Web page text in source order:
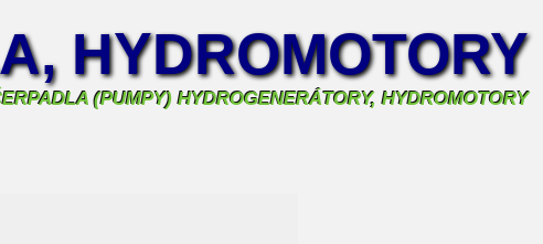
HYDROMOTORY
(PUMPY) HYDROGENERÁTORY, HYDROMOTORY